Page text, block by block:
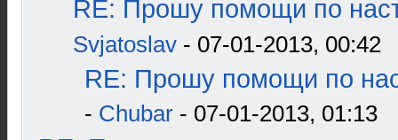
RE: Прошу помощи по
Svjatoslav - 07-01-2013, 00:42
RE: Прошу помощи по
- Chubar - 07-01-2013, 01:13